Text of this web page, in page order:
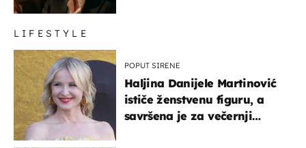
LIFESTYLE
POPUT SIRENE
Haljina Danijele Martinović
ističe ženstvenu figuru, a
savršena je za večernji